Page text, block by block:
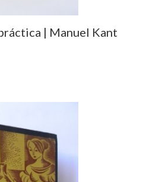
| Manuel Kant